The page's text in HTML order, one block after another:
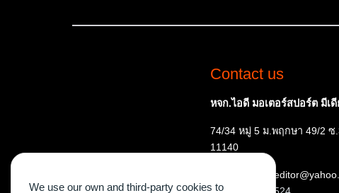
Contact us
หจก.ไอดี มอเตอร์สปอร์ต มีเดี
74/34 หมู่ 5 ม.พฤกษา 49/2
11140
E-mail:
We use our own and third-party cookies to